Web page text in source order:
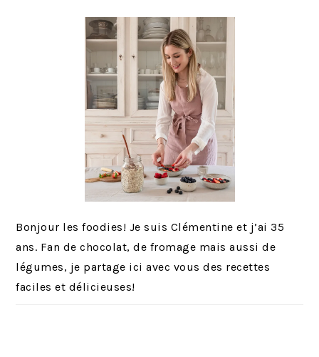
Bonjour les foodies! Je suis Clémentine et j’ai 35
ans. Fan de chocolat, de fromage mais aussi de
légumes, je partage ici avec vous des recettes
faciles et délicieuses!